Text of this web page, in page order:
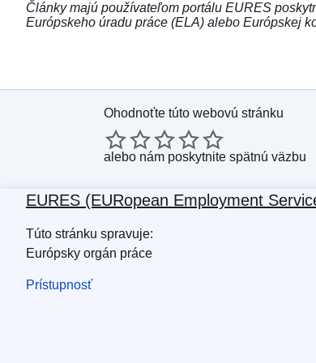
Články majú používateľom portálu EURES
Európskeho úradu práce (ELA) alebo Európskej
Ohodnoťte túto webovú stránku
alebo nám poskytnite spätnú väzbu
EURES (EURopean Employment
Túto stránku spravuje:
Európsky orgán práce
Prístupnosť